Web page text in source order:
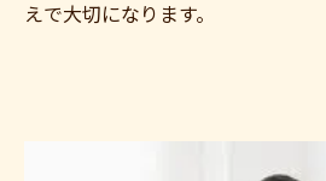
えで大切になります。